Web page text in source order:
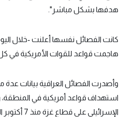
هدفها بشكل مباشر".
كانت الفصائل نفسها أعلنت -خلال
هاجمت قواعد للقوات الأمريكية في
وأصدرت الفصائل العراقية بيانات عدة
استهداف قواعد أمريكية في المنطقة،
الإسرائيلي على قطاع غزة منذ 7 أكتوبر الماضي.